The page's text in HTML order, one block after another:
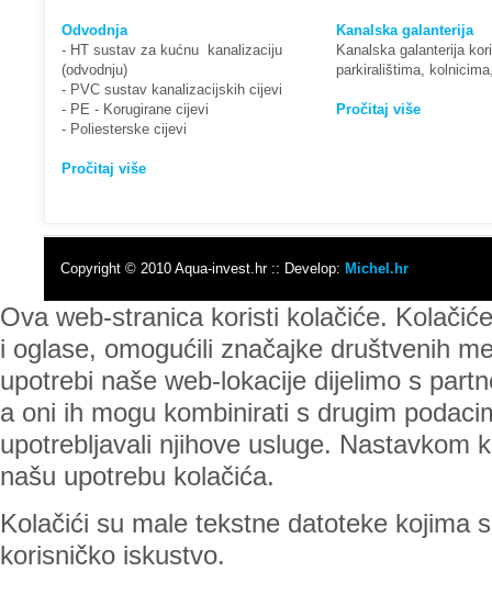
Odvodnja
- HT sustav za kućnu kanalizaciju
(odvodnju)
- PVC sustav kanalizacijskih cijevi
- PE - Korugirane cijevi
- Poliesterske cijevi
Pročitaj više
Kanalska galanterija
Kanalska galanterija
parkiralištima,
Pročitaj više
Copyright © 2010 Aqua-invest.hr :: Develop: Michel.hr
Ova web-stranica koristi kolačiće.
i oglase, omogućili značajke društvenih
upotrebi naše web-lokacije dijelimo s
a oni ih mogu kombinirati s drugim
upotrebljavali njihove usluge. Nastavkom
našu upotrebu kolačića.
Kolačići su male tekstne datoteke kojima
korisničko iskustvo.